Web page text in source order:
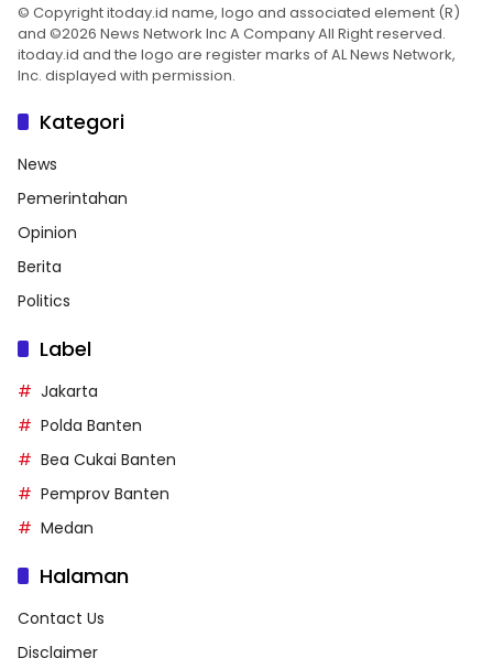
© Copyright itoday.id name, logo and associated element (R)
and ©2026 News Network Inc A Company All Right reserved.
itoday.id and the logo are register marks of AL News Network,
Inc. displayed with permission.
Kategori
News
Pemerintahan
Opinion
Berita
Politics
Label
Jakarta
Polda Banten
Bea Cukai Banten
Pemprov Banten
Medan
Halaman
Contact Us
Disclaimer